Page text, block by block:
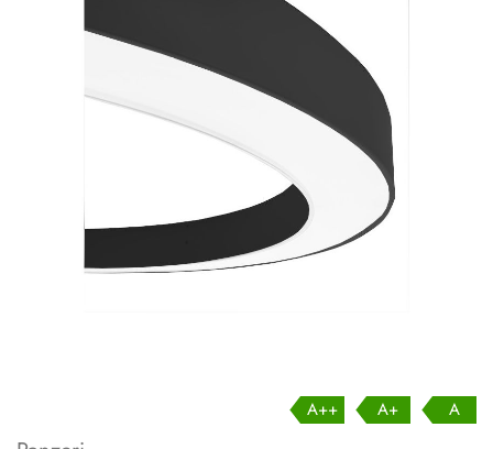
A++ A+ A